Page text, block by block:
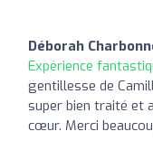
Déborah
Expérience
gentillesse de
super bien traité et
cœur. Merci